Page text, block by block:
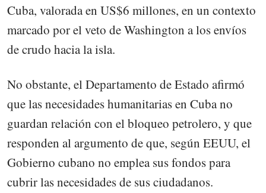
Cuba, valorada en US$6 millones, en un contexto
marcado por el veto de Washington a los envíos
de crudo hacia la isla.
No obstante, el Departamento de Estado afirmó
que las necesidades humanitarias en Cuba no
guardan relación con el bloqueo petrolero, y que
responden al argumento de que, según EEUU, el
Gobierno cubano no emplea sus fondos para
cubrir las necesidades de sus ciudadanos.